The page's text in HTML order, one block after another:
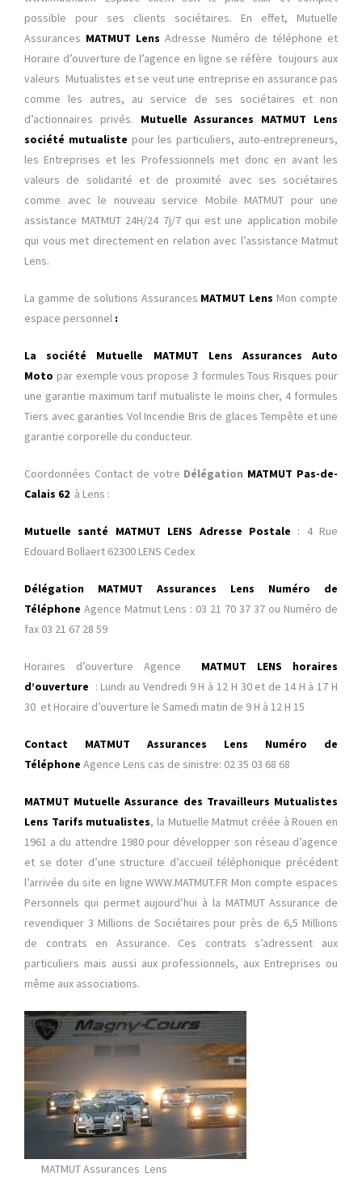
possible pour ses clients sociétaires. En effet, Mutuelle
Assurances MATMUT LensAdresse Numéro de téléphone et
Horaire d’ouverture de l’agence en ligne se réfère toujours aux
valeurs Mutualistes et se veut une entreprise en assurance pas
comme les autres, au service de ses sociétaires et non
d’actionnaires privés. Mutuelle Assurances MATMUT Lens
société mutualiste pour les particuliers, auto-entrepreneurs,
les Entreprises et les Professionnels met donc en avant les
valeurs de solidarité et de proximité avec ses sociétaires
comme avec le nouveau service Mobile MATMUT pour une
assistance MATMUT 24H/24 7j/7 qui est une application mobile
qui vous met directement en relation avec l’assistance Matmut
Lens.
La gamme de solutions Assurances MATMUT Lens Mon compte
espace personnel :
La société Mutuelle MATMUT Lens Assurances Auto
Moto par exemple vous propose 3 formules Tous Risques pour
une garantie maximum tarif mutualiste le moins cher, 4 formules
Tiers avec garanties Vol Incendie Bris de glaces Tempête et une
garantie corporelle du conducteur.
Coordonnées Contact de votre Délégation MATMUT Pas-de-
Calais 62 à Lens :
Mutuelle santé MATMUT LENS Adresse Postale : 4 Rue
Edouard Bollaert 62300 LENS Cedex
Délégation MATMUT Assurances Lens Numéro de
Téléphone Agence Matmut Lens : 03 21 70 37 37 ou Numéro de
fax 03 21 67 28 59
Horaires d’ouverture Agence
MATMUT LENS horaires
d’ouverture : Lundi au Vendredi 9 H à 12 H 30 et de 14 H à 17 H
30 et Horaire d’ouverture le Samedi matin de 9 H à 12 H 15
Contact MATMUT Assurances Lens Numéro de
Téléphone Agence Lens cas de sinistre: 02 35 03 68 68
MATMUT Mutuelle Assurance des Travailleurs Mutualistes
Lens Tarifs mutualistes, la Mutuelle Matmut créée à Rouen en
1961 a du attendre 1980 pour développer son réseau d’agence
et se doter d’une structure d’accueil téléphonique précédent
l’arrivée du site en ligne WWW.MATMUT.FR Mon compte espaces
Personnels qui permet aujourd’hui à la MATMUT Assurance de
revendiquer 3 Millions de Sociétaires pour près de 6,5 Millions
de contrats en Assurance. Ces contrats s’adressent aux
particuliers mais aussi aux professionnels, aux Entreprises ou
même aux associations.
MATMUT Assurances Lens